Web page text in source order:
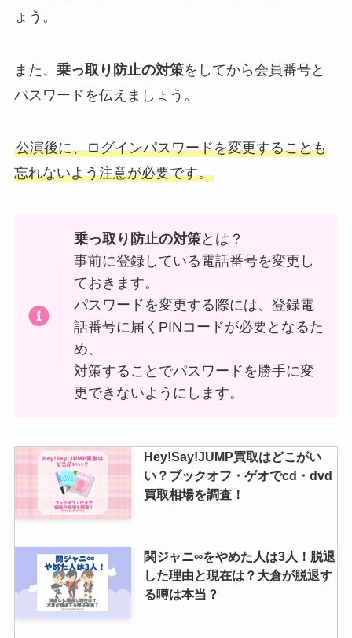
ょう。
また、 乗っ取り防止の対策をしてから会員番号と
パスワードを伝えましょう。
公演後に、ログインパスワードを変更することも
忘れないよう注意が必要です。
乗っ取り防止の対策とは？
事前に登録している電話番号を変更し
ておきます。
パスワードを変更する際には、登録電
話番号に届くPINコードが必要となるた
め、
対策することでパスワードを勝手に変
更できないようにします。
Hey!Say!JUMP買取はどこがい
い？ブックオフ・ゲオでcd・dvd
買取相場を調査！
関ジャニ∞をやめた人は3人！脱退
した理由と現在は？大倉が脱退す
る噂は本当？